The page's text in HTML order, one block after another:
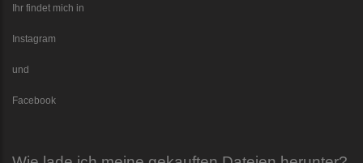
Ihr findet mich in
Instagram
und
Facebook